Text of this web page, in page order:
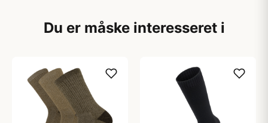
Du er måske interesseret i